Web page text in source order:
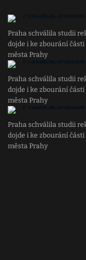
Praha schválila studii
dojde i ke zbourání části
města Prahy
Praha schválila studii
dojde i ke zbourání části
města Prahy
Praha schválila studii
dojde i ke zbourání části
města Prahy